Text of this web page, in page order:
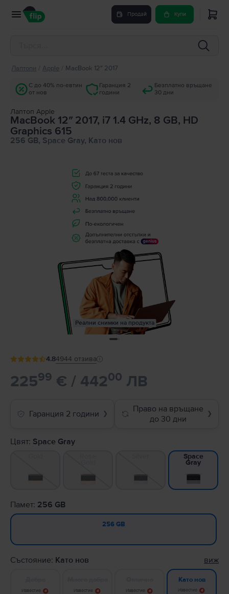
Продай Купи
Лаптопи Apple MacBook 12″ 2017
С до 40% по-евтин
от нов
Гаранция 2
години
Безплатно връщане
30 дни
Лаптоп Apple
MacBook 12″ 2017, i7 1.4 GHz, 8 GB, HD
Graphics 615
256 GB, Space Gray, Като нов
Реални снимки на продукта
4.84944 отзива
22599 € / 44200 ЛВ
Гаранция 2 години ❯
Право на връщане
до 30 дни
❯
Цвят: Space Gray
Space
Gray
Памет: 256 GB
256 GB
Състояние: Като нов виж
Известие Известие Известие
Като нов
Известие